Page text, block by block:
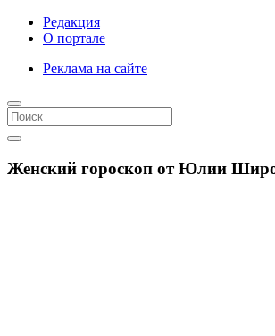
Редакция
О портале
Реклама на сайте
Женский гороскоп от Юлии